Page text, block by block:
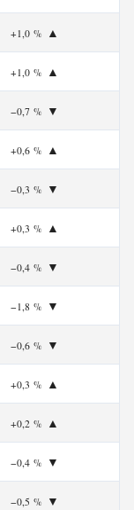
+1,0 % ▲
+1,0 % ▲
−0,7 % ▼
+0,6 % ▲
−0,3 % ▼
+0,3 % ▲
−0,4 % ▼
−1,8 % ▼
−0,6 % ▼
+0,3 % ▲
+0,2 % ▲
−0,4 % ▼
−0,5 % ▼